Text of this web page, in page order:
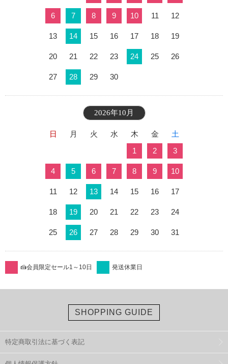
6 7 8 9 10 11 12
13 14 15 16 17 18 19
20 21 22 23 24 25 26
27 28 29 30
2026年10月
日 月 火 水 木 金
土
1
2 3
4 5 6 7 8 9 10
11 12 13 14 15 16 17
18 19 20 21 22 23 24
25 26 27 28 29 30 31
🍰会員限定セール1～10日 発送休業日
SHOPPING GUIDE
特定商取引法に基づく表記